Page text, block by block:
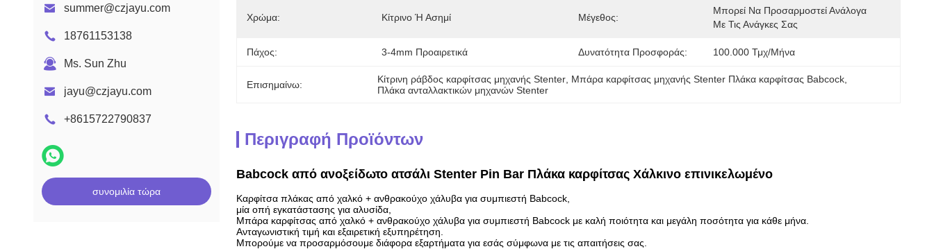
summer@czjayu.com
18761153138
Ms. Sun Zhu
jayu@czjayu.com
+8615722790837
συνομιλία τώρα
Χρώμα: Κίτρινο Ή Ασημί Μέγεθος:
Μπορεί Να Προσαρμοστεί Ανάλογα
Με Τις Ανάγκες Σας
Πάχος: 3-4mm Προαιρετικά Δυνατότητα Προσφοράς: 100.000 Τμχ/μήνα
Επισημαίνω: Κίτρινη ράβδος καρφίτσας μηχανής Stenter Μπάρα καρφίτσας μηχανής Stenter Πλάκα καρφίτσας Babcock
Πλάκα ανταλλακτικών μηχανών Stenter
Περιγραφή Προϊόντων
Babcock από ανοξείδωτο ατσάλι Stenter Pin Bar Πλάκα καρφίτσας Χάλκινο επινικελωμένο
Καρφίτσα πλάκας από χαλκό + ανθρακούχο χάλυβα για συμπιεστή Babcock,
μία οπή εγκατάστασης για αλυσίδα,
Μπάρα καρφίτσας από χαλκό + ανθρακούχο χάλυβα για συμπιεστή Babcock με καλή ποιότητα και μεγάλη ποσότητα για κάθε μήνα.
Ανταγωνιστική τιμή και εξαιρετική εξυπηρέτηση.
Μπορούμε να προσαρμόσουμε διάφορα εξαρτήματα για εσάς σύμφωνα με τις απαιτήσεις σας.